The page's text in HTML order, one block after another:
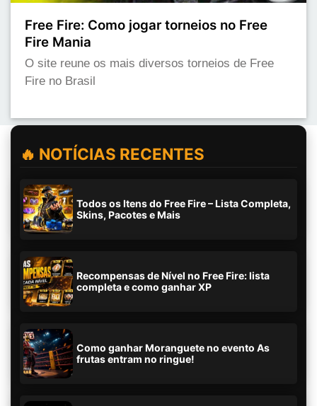
Free Fire: Como jogar torneios no Free
Fire Mania
O site reune os mais diversos torneios de Free
Fire no Brasil
🔥 NOTÍCIAS RECENTES
Todos os Itens do Free Fire – Lista Completa,
Skins, Pacotes e Mais
Recompensas de Nível no Free Fire: lista
completa e como ganhar XP
Como ganhar Moranguete no evento As
frutas entram no ringue!